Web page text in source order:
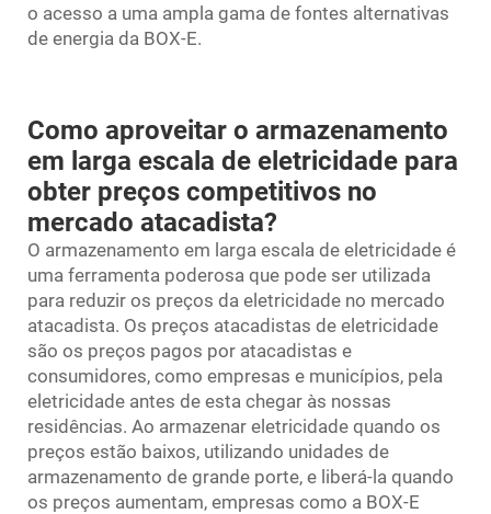
o acesso a uma ampla gama de fontes alternativas
de energia da BOX-E.
Como aproveitar o armazenamento
em larga escala de eletricidade para
obter preços competitivos no
mercado atacadista?
O armazenamento em larga escala de eletricidade é
uma ferramenta poderosa que pode ser utilizada
para reduzir os preços da eletricidade no mercado
atacadista. Os preços atacadistas de eletricidade
são os preços pagos por atacadistas e
consumidores, como empresas e municípios, pela
eletricidade antes de esta chegar às nossas
residências. Ao armazenar eletricidade quando os
preços estão baixos, utilizando unidades de
armazenamento de grande porte, e liberá-la quando
os preços aumentam, empresas como a BOX-E